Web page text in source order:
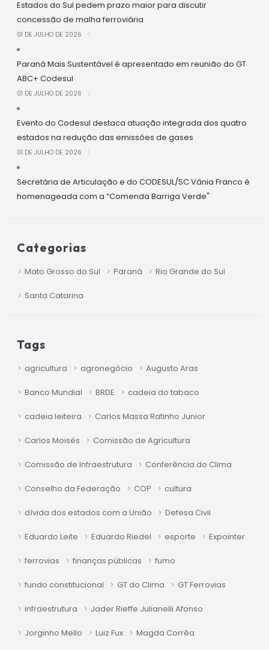
Estados do Sul pedem prazo maior para discutir
concessão de malha ferroviária
01 DE JULHO DE 2026
Paraná Mais Sustentável é apresentado em reunião do GT
ABC+ Codesul
01 DE JULHO DE 2026
Evento do Codesul destaca atuação integrada dos quatro
estados na redução das emissões de gases
01 DE JULHO DE 2026
Secretária de Articulação e do CODESUL/SC Vânia Franco é
homenageada com a “Comenda Barriga Verde"
Categorias
Mato Grosso do Sul Paraná Rio Grande do Sul
Santa Catarina
Tags
agricultura agronegócio Augusto Aras
Banco Mundial BRDE cadeia do tabaco
cadeia leiteira Carlos Massa Ratinho Junior
Carlos Moisés Comissão de Agricultura
Comissão de Infraestrutura Conferência do Clima
Conselho da Federação COP cultura
dívida dos estados com a União Defesa Civil
Eduardo Leite Eduardo Riedel esporte Expointer
ferrovias finanças públicas fumo
fundo constitucional GT do Clima GT Ferrovias
infraestrutura Jader Rieffe Julianelli Afonso
Jorginho Mello Luiz Fux Magda Corrêa